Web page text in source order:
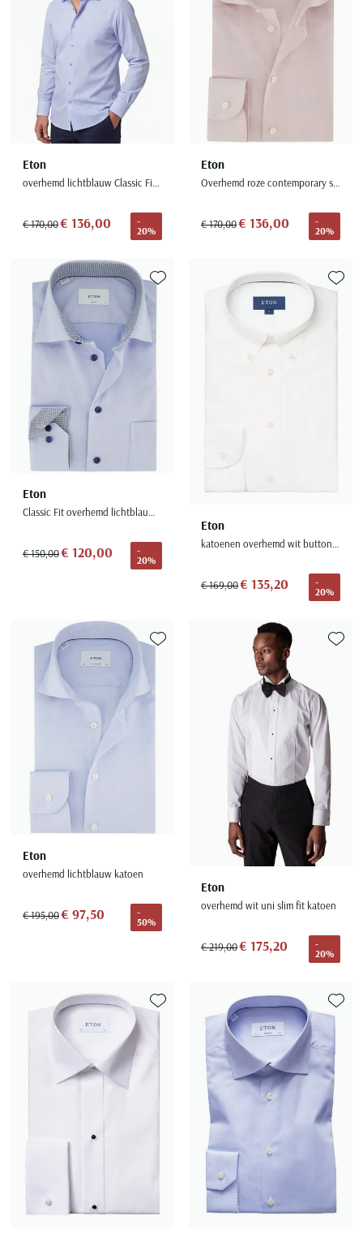
Eton
overhemd lichtblauw Classic Fit lange mouw
€ 170,00€ 136,00
-
20%
Eton
Overhemd roze contemporary strijkvrij wide collar
€ 170,00€ 136,00
-
20%
Eton
Classic Fit overhemd lichtblauw gemêleerd
€ 150,00€ 120,00
-
20%
Toevoegen aan favorieten
Eton
katoenen overhemd wit button down contemporary fit
€ 169,00€ 135,20
-
20%
Eton
overhemd lichtblauw katoen
€ 195,00€ 97,50
-
50%
Toevoegen aan favorieten
Eton
overhemd wit uni slim fit katoen
€ 219,00€ 175,20
-
20%
Toevoegen aan favorieten